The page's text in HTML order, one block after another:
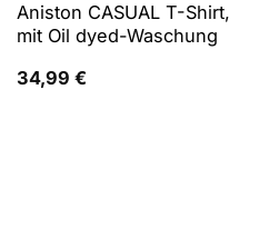
Aniston CASUAL T-Shirt,
mit Oil dyed-Waschung
34,99 €